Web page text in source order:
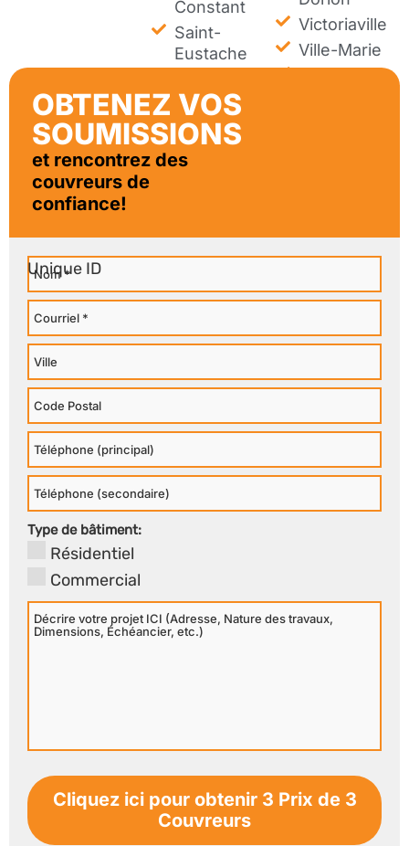
Constant
Saint-
Eustache
Victoriaville
Ville-Marie
Westmount
OBTENEZ VOS
SOUMISSIONS
et rencontrez des
couvreurs de
confiance!
Nom
Courriel
Ville
Code
Postal
Téléphone
Principal
Téléphone
Secondaire
Type de bâtiment:
Résidentiel
Commercial
Décrire
votre